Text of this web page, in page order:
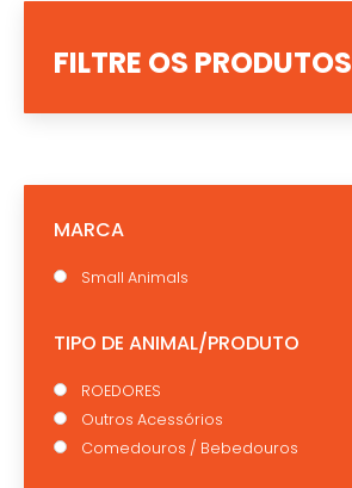
FILTRE OS PRODUTOS
MARCA
Small Animals
TIPO DE ANIMAL/PRODUTO
ROEDORES
Outros Acessórios
Comedouros / Bebedouros